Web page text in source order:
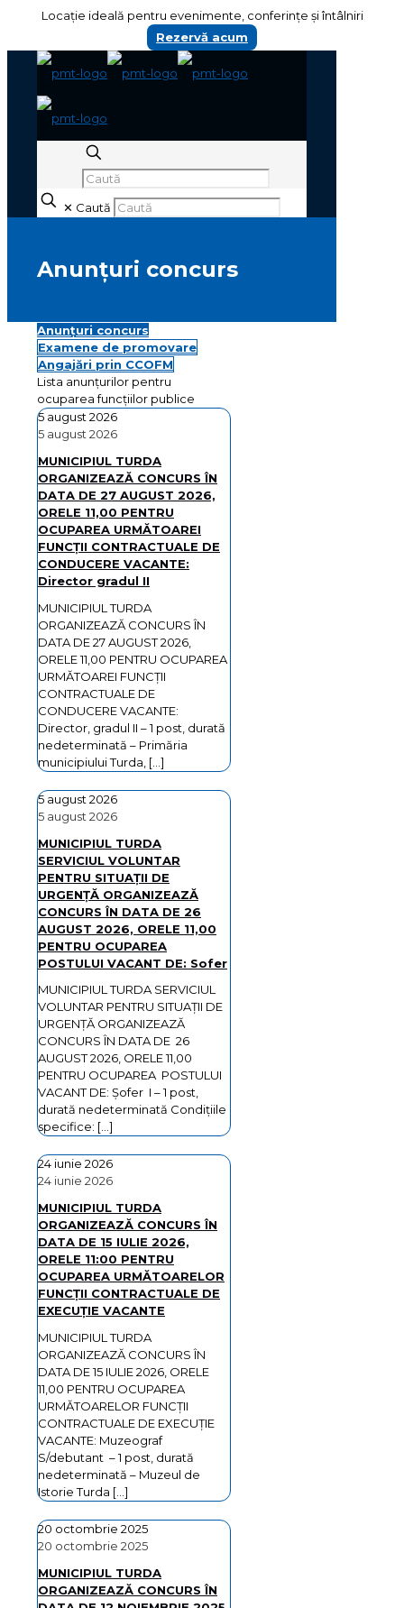
Locație ideală pentru evenimente, conferințe și întâlniri
Rezervă acum
✕ Caută
Anunțuri concurs
Anunțuri concurs
Examene de promovare
Angajări prin CCOFM
Lista anunțurilor pentru
ocuparea funcțiilor publice
5 august 2026
5 august 2026
MUNICIPIUL TURDA
ORGANIZEAZĂ CONCURS ÎN
DATA DE 27 AUGUST 2026,
ORELE 11,00 PENTRU
OCUPAREA URMĂTOAREI
FUNCȚII CONTRACTUALE DE
CONDUCERE VACANTE:
Director gradul II
MUNICIPIUL TURDA
ORGANIZEAZĂ CONCURS ÎN
DATA DE 27 AUGUST 2026,
ORELE 11,00 PENTRU OCUPAREA
URMĂTOAREI FUNCȚII
CONTRACTUALE DE
CONDUCERE VACANTE:
Director, gradul II – 1 post, durată
nedeterminată – Primăria
municipiului Turda, […]
5 august 2026
5 august 2026
MUNICIPIUL TURDA
SERVICIUL VOLUNTAR
PENTRU SITUAŢII DE
URGENŢĂ ORGANIZEAZĂ
CONCURS ÎN DATA DE 26
AUGUST 2026, ORELE 11,00
PENTRU OCUPAREA
POSTULUI VACANT DE: Sofer
MUNICIPIUL TURDA SERVICIUL
VOLUNTAR PENTRU SITUAŢII DE
URGENŢĂ ORGANIZEAZĂ
CONCURS ÎN DATA DE 26
AUGUST 2026, ORELE 11,00
PENTRU OCUPAREA POSTULUI
VACANT DE: Şofer I – 1 post,
durată nedeterminată Condiţiile
specifice: […]
24 iunie 2026
24 iunie 2026
MUNICIPIUL TURDA
ORGANIZEAZĂ CONCURS ÎN
DATA DE 15 IULIE 2026,
ORELE 11:00 PENTRU
OCUPAREA URMĂTOARELOR
FUNCȚII CONTRACTUALE DE
EXECUȚIE VACANTE
MUNICIPIUL TURDA
ORGANIZEAZĂ CONCURS ÎN
DATA DE 15 IULIE 2026, ORELE
11,00 PENTRU OCUPAREA
URMĂTOARELOR FUNCȚII
CONTRACTUALE DE EXECUȚIE
VACANTE: Muzeograf
S/debutant – 1 post, durată
nedeterminată – Muzeul de
Istorie Turda […]
20 octombrie 2025
20 octombrie 2025
MUNICIPIUL TURDA
ORGANIZEAZĂ CONCURS ÎN